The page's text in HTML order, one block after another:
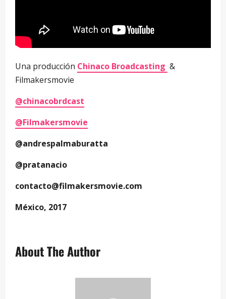
Una producción Chinaco Broadcasting &
Filmakersmovie
@chinacobrdcast
@Filmakersmovie
@andrespalmaburatta
@pratanacio
contacto@filmakersmovie.com
México, 2017
About The Author